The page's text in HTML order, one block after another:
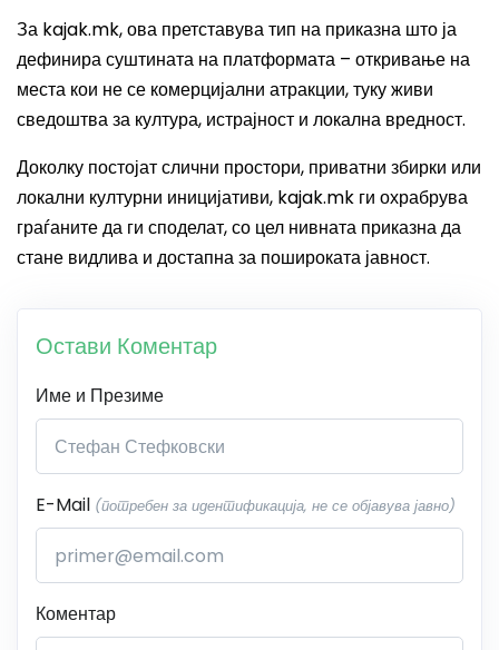
За kajak.mk, ова претставува тип на приказна што ја
дефинира суштината на платформата – откривање на
места кои не се комерцијални атракции, туку живи
сведоштва за култура, истрајност и локална вредност.
Доколку постојат слични простори, приватни збирки или
локални културни иницијативи, kajak.mk ги охрабрува
граѓаните да ги споделат, со цел нивната приказна да
стане видлива и достапна за пошироката јавност.
Остави Коментар
Име и Презиме
E-Mail (потребен за идентификација, не се објавува јавно)
Коментар